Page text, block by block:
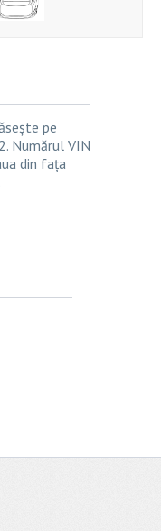
pe
Numărul VIN
din fața